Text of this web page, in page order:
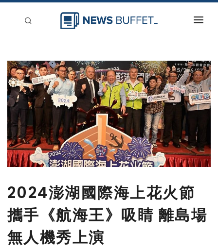
新聞稿分類
登入
刊登
2024澎湖國際海上花火節
攜手《航海王》吸睛 離島場
無人機秀上演